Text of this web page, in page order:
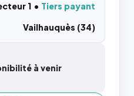
1
Tiers payant
Vailhauquès (34)
à venir